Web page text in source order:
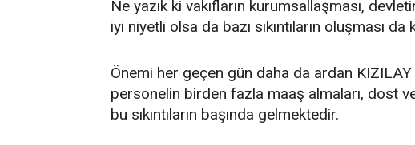
Ne yazık ki vakıfların kurumsallaşması,
iyi niyetli olsa da bazı sıkıntıların oluşması da
Önemi her geçen gün daha da ardan
personelin birden fazla maaş almaları, dost
bu sıkıntıların başında gelmektedir.